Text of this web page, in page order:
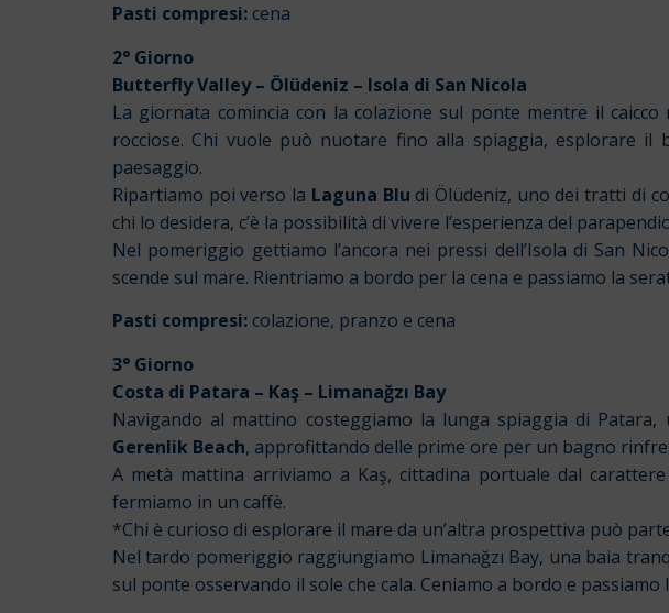
Pasti compresi: cena
2° Giorno
Butterfly Valley – Ölüdeniz – Isola di San Nicola
La giornata comincia con la colazione sul ponte mentre il
rocciose. Chi vuole può nuotare fino alla spiaggia, esplorare
paesaggio.
Ripartiamo poi verso la Laguna Blu di Ölüdeniz, uno dei tratti di
chi lo desidera, c’è la possibilità di vivere l’esperienza del
Nel pomeriggio gettiamo l’ancora nei pressi dell’Isola di San
scende sul mare. Rientriamo a bordo per la cena e passiamo la
Pasti compresi: colazione, pranzo e cena
3° Giorno
Costa di Patara – Kaş – Limanağzı Bay
Navigando al mattino costeggiamo la lunga spiaggia di
Gerenlik Beach, approfittando delle prime ore per un bagno
A metà mattina arriviamo a Kaş, cittadina portuale dal
fermiamo in un caffè.
*Chi è curioso di esplorare il mare da un’altra prospettiva può
Nel tardo pomeriggio raggiungiamo Limanağzı Bay, una baia
sul ponte osservando il sole che cala. Ceniamo a bordo e passiamo